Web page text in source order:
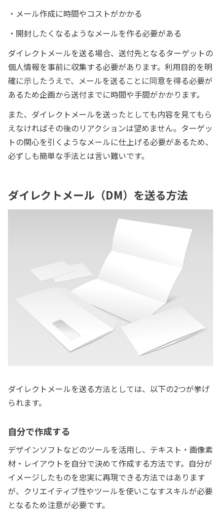
・メール作成に時間やコストがかかる
・開封したくなるようなメールを作る必要がある
ダイレクトメールを送る場合、送付先となるターゲットの
個人情報を事前に収集する必要があります。利用目的を明
確に示したうえで、メールを送ることに同意を得る必要が
あるため企画から送付までに時間や手間がかかります。
また、ダイレクトメールを送ったとしても内容を見てもら
えなければその後のリアクションは望めません。ターゲッ
トの関心を引くようなメールに仕上げる必要があるため、
必ずしも簡単な手法とは言い難いです。
ダイレクトメール（DM）を送る方法
ダイレクトメールを送る方法としては、以下の2つが挙げ
られます。
自分で作成する
デザインソフトなどのツールを活用し、テキスト・画像素
材・レイアウトを自分で決めて作成する方法です。自分が
イメージしたものを忠実に再現できる方法ではあります
が、クリエイティブ性やツールを使いこなすスキルが必要
となるため注意が必要です。